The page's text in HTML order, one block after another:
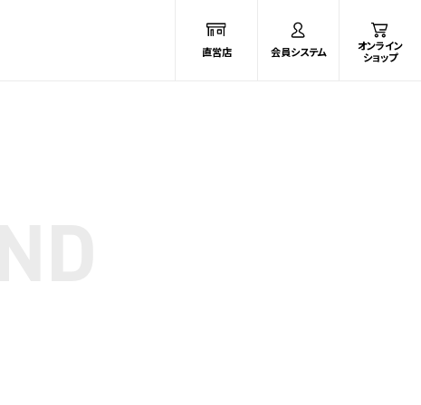
直営店 会員システム
オンライン
ショップ